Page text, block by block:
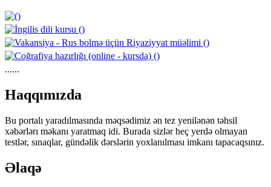
......
Haqqımızda
Bu portalı yaradılmasında məqsədimiz ən tez yenilənən təhsil
xəbərlərı məkanı yaratmaq idi. Burada sizlər heç yerdə olmayan
testlər, sınaqlar, gündəlik dərslərin yoxlanılması imkanı tapacaqsınız.
Əlaqə